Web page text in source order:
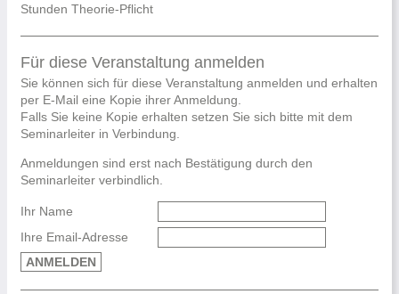
Stunden Theorie-Pflicht
Für diese Veranstaltung anmelden
Sie können sich für diese Veranstaltung anmelden und erhalten
per E-Mail eine Kopie ihrer Anmeldung.
Falls Sie keine Kopie erhalten setzen Sie sich bitte mit dem
Seminarleiter in Verbindung.
Anmeldungen sind erst nach Bestätigung durch den
Seminarleiter verbindlich.
Ihr Name
Ihre Email-Adresse
ANMELDEN